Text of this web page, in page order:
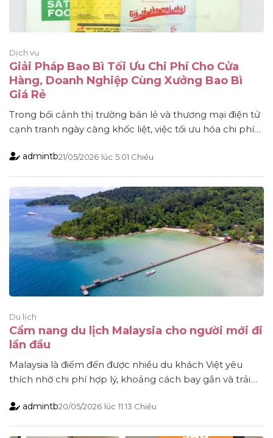
Dịch vụ
Giải Pháp Bao Bì Tối Ưu Chi Phí Cho Cửa
Hàng, Doanh Nghiệp Cùng Xưởng Bao Bì
Giá Rẻ
Trong bối cảnh thị trường bán lẻ và thương mại điện tử
cạnh tranh ngày càng khốc liệt, việc tối ưu hóa chi phí
nghiệp. Bao bì không chỉ là vật dụng để chứa đựng,
admintb21/05/2026 lúc 5:01 Chiều
Du lịch
Cẩm nang du lịch Malaysia cho người mới đi
lần đầu
Malaysia là điểm đến được nhiều du khách Việt yêu
thích nhờ chi phí hợp lý, khoảng cách bay gần và trải
Malaysia, việc tìm hiểu trước về visa, phương tiện di
chuyển hay các điểm đến nổi tiếng sẽ giúp hành trình
admintb20/05/2026 lúc 11:13 Chiều